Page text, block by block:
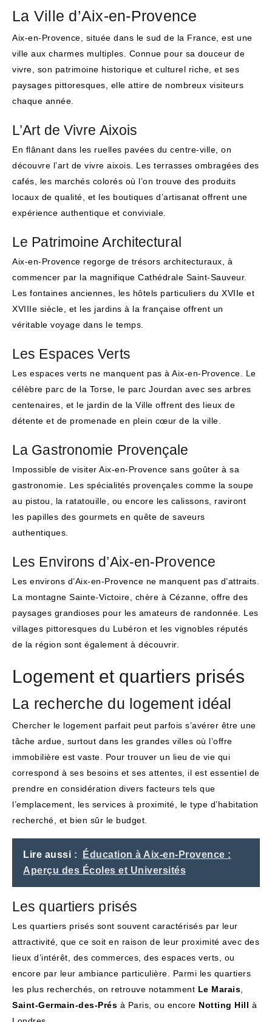
La Ville d’Aix-en-Provence
Aix-en-Provence, située dans le sud de la France, est une
ville aux charmes multiples. Connue pour sa douceur de
vivre, son patrimoine historique et culturel riche, et ses
paysages pittoresques, elle attire de nombreux visiteurs
chaque année.
L’Art de Vivre Aixois
En flânant dans les ruelles pavées du centre-ville, on
découvre l’art de vivre aixois. Les terrasses ombragées des
cafés, les marchés colorés où l’on trouve des produits
locaux de qualité, et les boutiques d’artisanat offrent une
expérience authentique et conviviale.
Le Patrimoine Architectural
Aix-en-Provence regorge de trésors architecturaux, à
commencer par la magnifique Cathédrale Saint-Sauveur.
Les fontaines anciennes, les hôtels particuliers du XVIIe et
XVIIIe siècle, et les jardins à la française offrent un
véritable voyage dans le temps.
Les Espaces Verts
Les espaces verts ne manquent pas à Aix-en-Provence. Le
célèbre parc de la Torse, le parc Jourdan avec ses arbres
centenaires, et le jardin de la Ville offrent des lieux de
détente et de promenade en plein cœur de la ville.
La Gastronomie Provençale
Impossible de visiter Aix-en-Provence sans goûter à sa
gastronomie. Les spécialités provençales comme la soupe
au pistou, la ratatouille, ou encore les calissons, raviront
les papilles des gourmets en quête de saveurs
authentiques.
Les Environs d’Aix-en-Provence
Les environs d’Aix-en-Provence ne manquent pas d’attraits.
La montagne Sainte-Victoire, chère à Cézanne, offre des
paysages grandioses pour les amateurs de randonnée. Les
villages pittoresques du Lubéron et les vignobles réputés
de la région sont également à découvrir.
Logement et quartiers prisés
La recherche du logement idéal
Chercher le logement parfait peut parfois s’avérer être une
tâche ardue, surtout dans les grandes villes où l’offre
immobilière est vaste. Pour trouver un lieu de vie qui
correspond à ses besoins et ses attentes, il est essentiel de
prendre en considération divers facteurs tels que
l’emplacement, les services à proximité, le type d’habitation
recherché, et bien sûr le budget.
Lire aussi :
Éducation à Aix-en-Provence :
Aperçu des Écoles et Universités
Les quartiers prisés
Les quartiers prisés sont souvent caractérisés par leur
attractivité, que ce soit en raison de leur proximité avec des
lieux d’intérêt, des commerces, des espaces verts, ou
encore par leur ambiance particulière. Parmi les quartiers
les plus recherchés, on retrouve notamment Le Marais
Saint-Germain-des-Prés à Paris, ou encore Notting Hill à